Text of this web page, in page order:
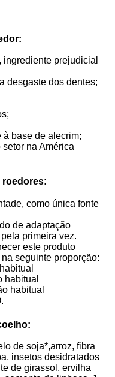
ingrediente prejudicial
desgaste dos dentes;
à base de alecrim;
na América
roedores:
como única fonte
de adaptação
primeira vez.
este produto
seguinte proporção:
habitual
habitual
de soja*,arroz, fibra
insetos desidratados
de girassol, ervilha